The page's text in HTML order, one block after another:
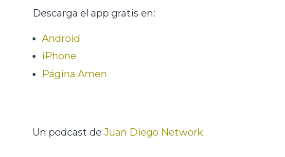
Descarga el app gratis en:
Android
iPhone
Página Amen
Un podcast deJuan Diego Network